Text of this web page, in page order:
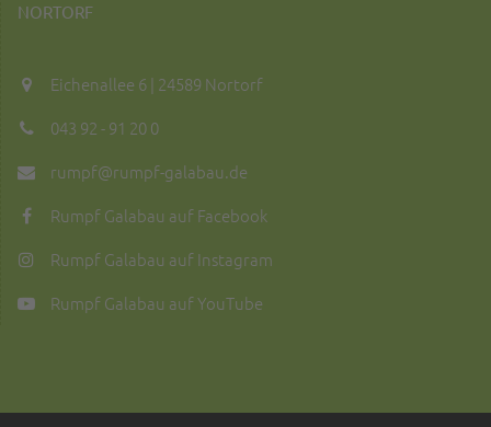
NORTORF
Eichenallee 6 | 24589 Nortorf
043 92 - 91 20 0
rumpf@rumpf-galabau.de
Rumpf Galabau auf Facebook
Rumpf Galabau auf Instagram
Rumpf Galabau auf YouTube